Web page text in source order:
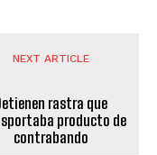
NEXT ARTICLE
rastra que
producto de
contrabando